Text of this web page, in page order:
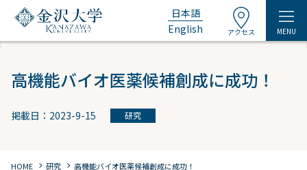
日本語
English
アクセス MENU
高機能バイオ医薬候補創成に成功！
掲載日：2023-9-15 研究
HOME chevron_right 研究 chevron_right 高機能バイオ医薬候補創成に成功！